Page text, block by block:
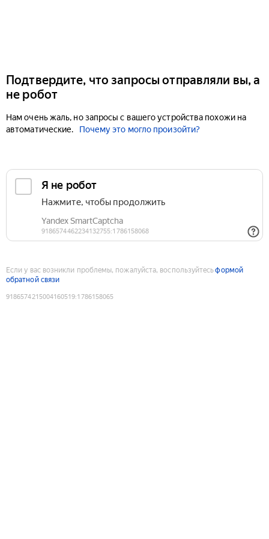
Подтвердите, что запросы отправляли вы, а
не робот
Нам очень жаль, но запросы с вашего устройства похожи на
автоматические.
Почему это могло произойти?
Если у вас возникли проблемы, пожалуйста, воспользуйтесьформой
обратной связи
9186574215004160519:1786158065